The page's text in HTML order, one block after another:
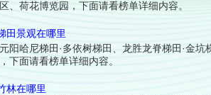
、荷花博览园，下面请看榜单详细内容。
田景观在哪里
阳哈尼梯田·多依树梯田、龙胜龙脊梯田·金
下面请看榜单详细内容。
林在哪里